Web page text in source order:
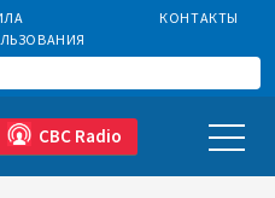
КОНТАКТЫ
CBC Radio